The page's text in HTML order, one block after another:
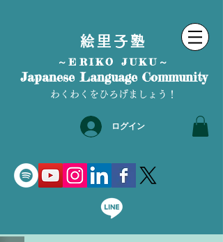
絵里子塾
～ERIKO JUKU～
Japanese Language Community
わくわくをひろげましょう！
ログイン